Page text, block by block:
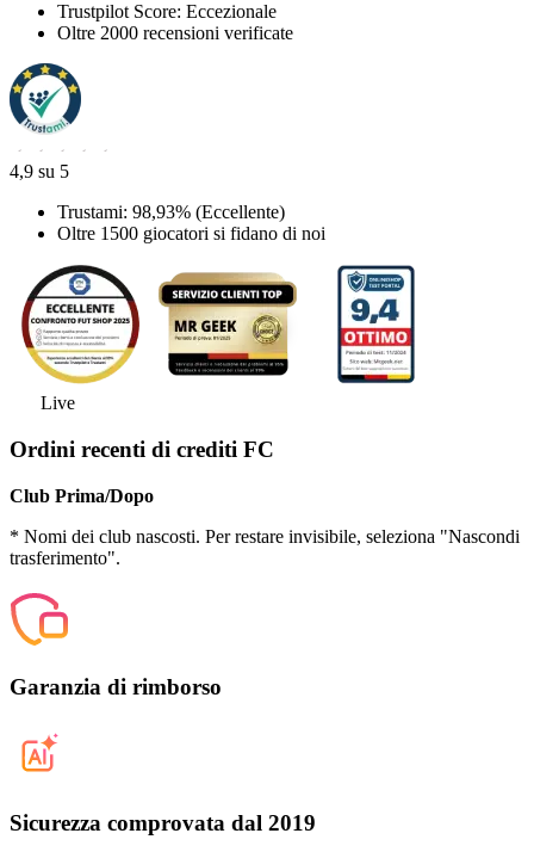
Trustpilot Score: Eccezionale
Oltre 2000 recensioni verificate
4,9 su 5
Trustami: 98,93% (Eccellente)
Oltre 1500 giocatori si fidano di noi
Live
Ordini recenti di crediti FC
Club Prima/Dopo
* Nomi dei club nascosti. Per restare invisibile, seleziona "Nascondi
trasferimento".
Garanzia di rimborso
Sicurezza comprovata dal 2019